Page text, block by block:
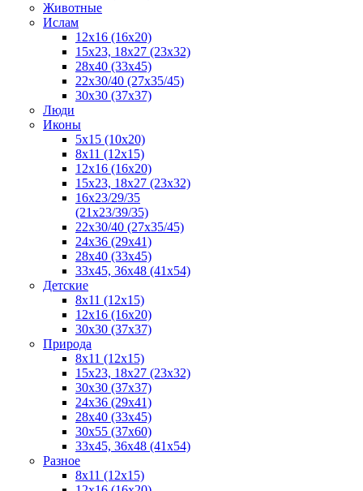
Животные
Ислам
12x16 (16х20)
15x23, 18х27 (23х32)
28x40 (33x45)
22х30/40 (27х35/45)
30x30 (37x37)
Люди
Иконы
5x15 (10х20)
8x11 (12х15)
12x16 (16х20)
15x23, 18х27 (23х32)
16х23/29/35
(21х23/39/35)
22x30/40 (27x35/45)
24х36 (29х41)
28х40 (33х45)
33х45, 36х48 (41х54)
Детские
8x11 (12x15)
12x16 (16x20)
30x30 (37x37)
Природа
8x11 (12x15)
15x23, 18х27 (23х32)
30х30 (37х37)
24х36 (29х41)
28x40 (33x45)
30x55 (37x60)
33х45, 36х48 (41х54)
Разное
8х11 (12х15)